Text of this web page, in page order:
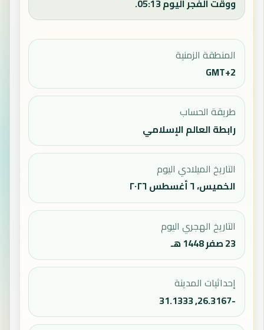
ووقت الفجر اليوم 05:13.
المنطقة الزمنية
GMT+2
طريقة الحساب
رابطة العالم الإسلامي
التاريخ الميلادي اليوم
الخميس، ٦ أغسطس ٢٠٢٦
التاريخ الهجري اليوم
23 صفر 1448 هـ
إحداثيات المدينة
-26.3167, 31.1333